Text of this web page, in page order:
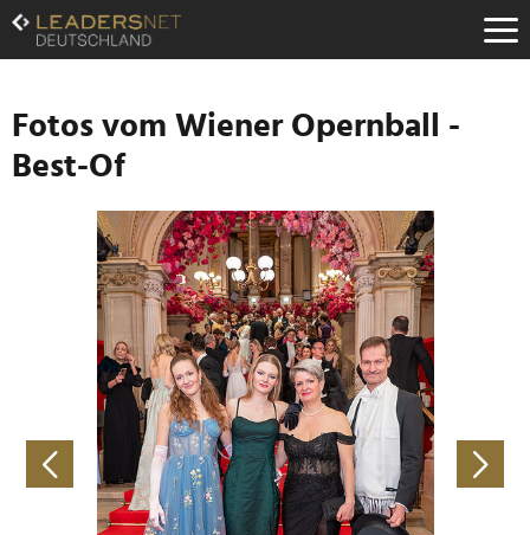
Zum
Inhalt
Zur
Navigation
Zur
Hauptnavigation
Fotos vom Wiener Opernball -
Best-Of